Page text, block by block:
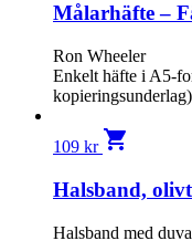
Målarhäfte –
Ron Wheeler
Enkelt häfte i A5-
109 kr shopping_cart
Halsband,
Halsband med